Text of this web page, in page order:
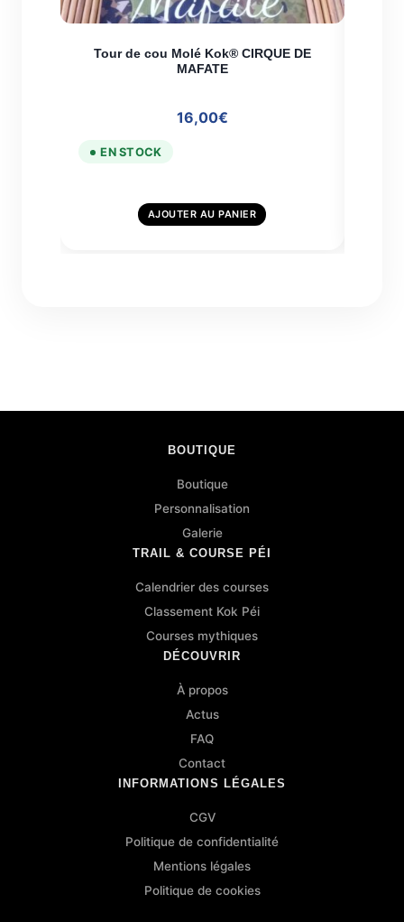
Tour de cou Molé Kok® CIRQUE DE
MAFATE
16,00€
EN STOCK
AJOUTER AU PANIER
BOUTIQUE
Boutique
Personnalisation
Galerie
TRAIL & COURSE PÉI
Calendrier des courses
Classement Kok Péi
Courses mythiques
DÉCOUVRIR
À propos
Actus
FAQ
Contact
INFORMATIONS LÉGALES
CGV
Politique de confidentialité
Mentions légales
Politique de cookies